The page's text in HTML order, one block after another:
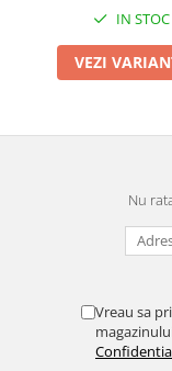
IN STOC
VEZI
Nu
Vreau sa